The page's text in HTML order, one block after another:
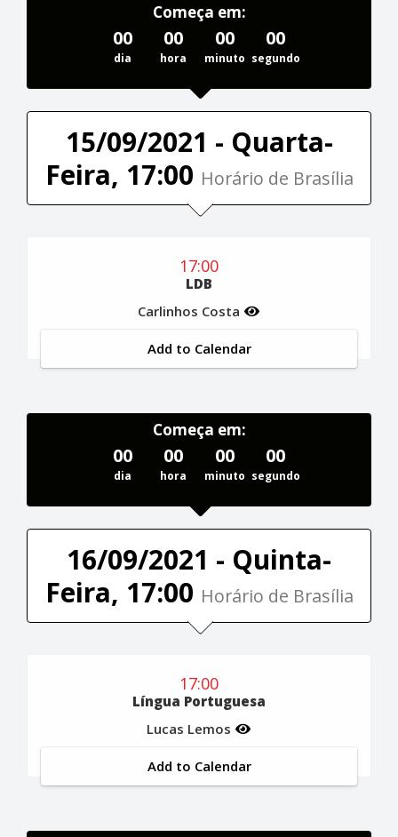
Começa em:
00
dia
00
hora
00
minuto
00
segundo
15/09/2021 - Quarta-
Feira, 17:00 Horário de Brasília
17:00
LDB
Carlinhos Costa
Add to Calendar
Começa em:
00
dia
00
hora
00
minuto
00
segundo
16/09/2021 - Quinta-
Feira, 17:00 Horário de Brasília
17:00
Língua Portuguesa
Lucas Lemos
Add to Calendar